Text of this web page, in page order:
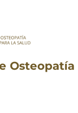
Osteopatía